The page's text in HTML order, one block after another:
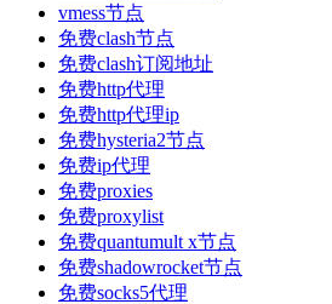
vmess节点
免费clash节点
免费clash订阅地址
免费http代理
免费http代理ip
免费hysteria2节点
免费ip代理
免费proxies
免费proxylist
免费quantumult x节点
免费shadowrocket节点
免费socks5代理